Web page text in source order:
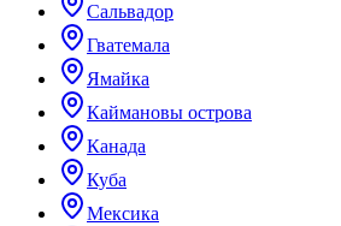
Сальвадор
Гватемала
Ямайка
Каймановы острова
Канада
Куба
Мексика